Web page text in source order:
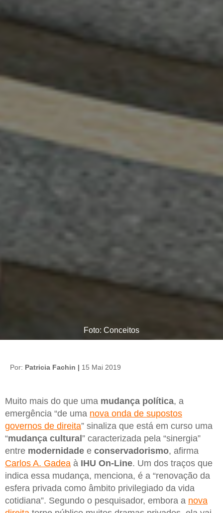
Foto: Conceitos
Por: Patricia Fachin | 15 Mai 2019
Muito mais do que uma mudança política, a
emergência “de uma nova onda de supostos
governos de direita” sinaliza que está em curso uma
“mudança cultural ” caracterizada pela “sinergia”
entre modernidade e conservadorismo, afirma
Carlos A. Gadea à IHU On-Line. Um dos traços que
indica essa mudança, menciona, é a “renovação da
esfera privada como âmbito privilegiado da vida
cotidiana”. Segundo o pesquisador, embora a nova